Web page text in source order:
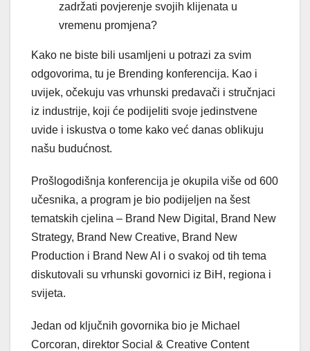
zadržati povjerenje svojih klijenata u
vremenu promjena?
Kako ne biste bili usamljeni u potrazi za svim
odgovorima, tu je Brending konferencija. Kao i
uvijek, očekuju vas vrhunski predavači i stručnjaci
iz industrije, koji će podijeliti svoje jedinstvene
uvide i iskustva o tome kako već danas oblikuju
našu budućnost.
Prošlogodišnja konferencija je okupila više od 600
učesnika, a program je bio podijeljen na šest
tematskih cjelina – Brand New Digital, Brand New
Strategy, Brand New Creative, Brand New
Production i Brand New AI i o svakoj od tih tema
diskutovali su vrhunski govornici iz BiH, regiona i
svijeta.
Jedan od ključnih govornika bio je Michael
Corcoran, direktor Social & Creative Content